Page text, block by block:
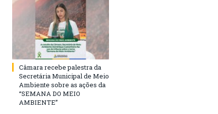
Câmara recebe palestra da
Secretária Municipal de Meio
Ambiente sobre as ações da
“SEMANA DO MEIO
AMBIENTE”